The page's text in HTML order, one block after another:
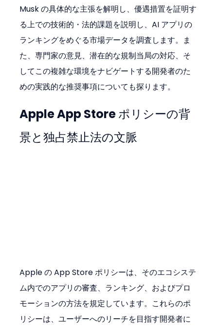
Musk の具体的な主張を解明し、優遇措置を証明す
る上での技術的・法的課題を説明し、AI アプリの
ランキングをめぐる市場データを調査します。ま
た、専門家の意見、潜在的な規制当局の対応、そ
してこの複雑な環境をナビゲートする開発者のた
めの実践的な推奨事項についても探ります。
Apple App Store ポリシーの背
景と独占禁止法の文脈
Apple の App Store ポリシーは、そのエコシステ
ム内でのアプリの審査、ランキング、およびプロ
モーションの方法を規定しています。これらのポ
リシーは、ユーザーへのリーチを目指す開発者に